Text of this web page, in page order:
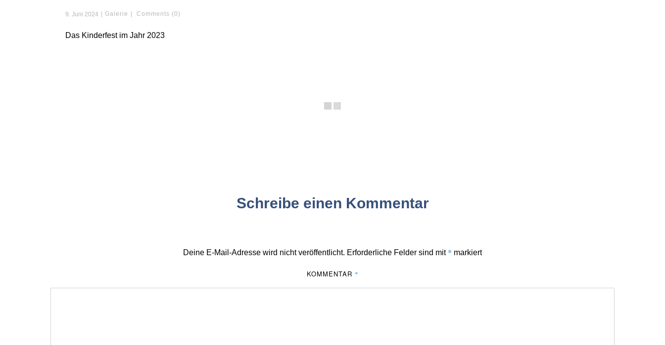
9. Juni 2024 Galerie Comments (0)
Das Kinderfest im Jahr 2023
Schreibe einen Kommentar
Deine E-Mail-Adresse wird nicht veröffentlicht. Erforderliche Felder sind mit * markiert
KOMMENTAR *